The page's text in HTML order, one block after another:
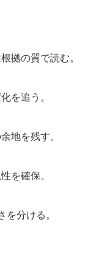
拠の質で読む。
を追う。
地を残す。
を確保。
を分ける。